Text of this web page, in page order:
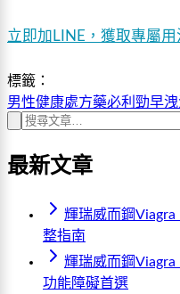
立即加LINE，獲取專屬
標籤：
男性健康處方藥必利勁早
最新文章
輝瑞威而鋼
整指南
輝瑞威而鋼
功能障礙首選